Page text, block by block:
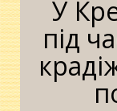
У
під